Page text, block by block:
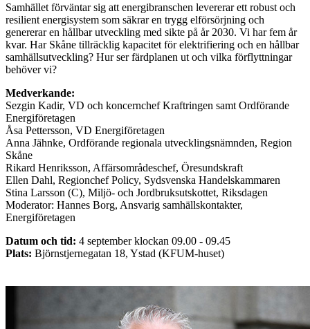
Samhället förväntar sig att energibranschen levererar ett robust och
resilient energisystem som säkrar en trygg elförsörjning och
genererar en hållbar utveckling med sikte på år 2030. Vi har fem år
kvar. Har Skåne tillräcklig kapacitet för elektrifiering och en hållbar
samhällsutveckling? Hur ser färdplanen ut och vilka förflyttningar
behöver vi?
Medverkande:
Sezgin Kadir, VD och koncernchef Kraftringen samt Ordförande
Energiföretagen
Åsa Pettersson, VD Energiföretagen
Anna Jähnke, Ordförande regionala utvecklingsnämnden, Region
Skåne
Rikard Henriksson, Affärsområdeschef, Öresundskraft
Ellen Dahl, Regionchef Policy, Sydsvenska Handelskammaren
Stina Larsson (C), Miljö- och Jordbruksutskottet, Riksdagen
Moderator: Hannes Borg, Ansvarig samhällskontakter,
Energiföretagen
Datum och tid: 4 september klockan 09.00 - 09.45
Plats: Björnstjernegatan 18, Ystad (KFUM-huset)